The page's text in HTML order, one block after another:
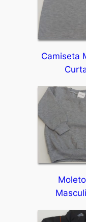
Camiseta